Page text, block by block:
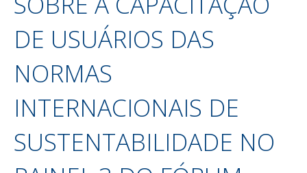
DE USUÁRIOS DAS
NORMAS
INTERNACIONAIS DE
SUSTENTABILIDADE NO